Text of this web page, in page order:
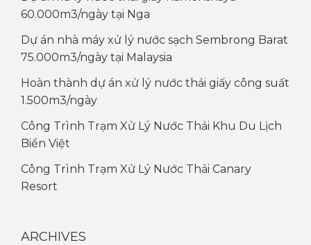
60.000m3/ngày tại Nga
Dự án nhà máy xử lý nước sạch Sembrong Barat
75.000m3/ngày tại Malaysia
Hoàn thành dự án xử lý nước thải giấy công suất
1.500m3/ngày
Công Trình Trạm Xử Lý Nước Thải Khu Du Lịch
Biển Việt
Công Trình Trạm Xử Lý Nước Thải Canary
Resort
ARCHIVES